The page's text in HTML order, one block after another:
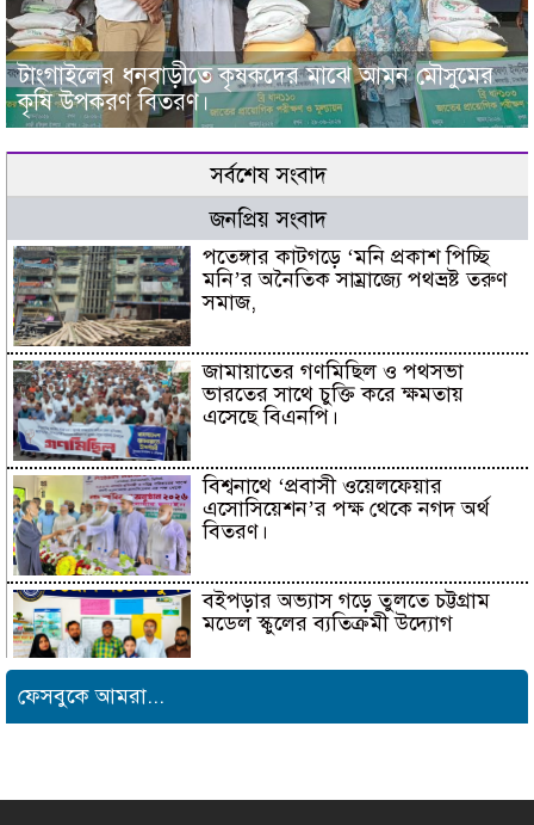
টাংগাইলের ধনবাড়ীতে কৃষকদের মাঝে আমন মৌসুমের
কৃষি উপকরণ বিতরণ।
সর্বশেষ সংবাদ
জনপ্রিয় সংবাদ
পতেঙ্গার কাটগড়ে ‘মনি প্রকাশ পিচ্ছি
মনি’র অনৈতিক সাম্রাজ্যে পথভ্রষ্ট তরুণ
সমাজ,
জামায়াতের গণমিছিল ও পথসভা
ভারতের সাথে চুক্তি করে ক্ষমতায়
এসেছে বিএনপি।
বিশ্বনাথে ‘প্রবাসী ওয়েলফেয়ার
এসোসিয়েশন’র পক্ষ থেকে নগদ অর্থ
বিতরণ।
বইপড়ার অভ্যাস গড়ে তুলতে চট্টগ্রাম
মডেল স্কুলের ব্যতিক্রমী উদ্যোগ
ফেসবুকে আমরা...